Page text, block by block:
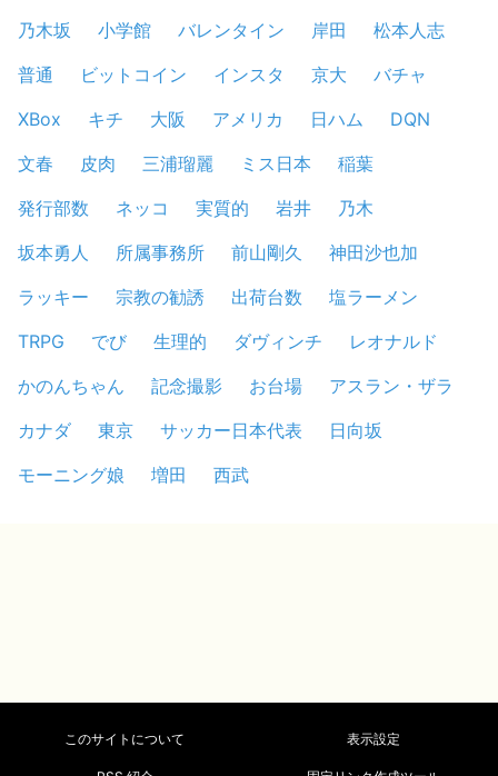
乃木坂 小学館 バレンタイン 岸田
松本人志
普通
ビットコイン インスタ 京大
バチャ
XBox
キチ 大阪 アメリカ 日ハム
DQN
文春
皮肉 三浦瑠麗 ミス日本
稲葉
発行部数
ネッコ 実質的 岩井
乃木
坂本勇人
所属事務所 前山剛久
神田沙也加
ラッキー
宗教の勧誘 出荷台数
塩ラーメン
TRPG
でび 生理的 ダヴィンチ
レオナルド
かのんちゃん
記念撮影 お台場
アスラン・ザラ
カナダ
東京 サッカー日本代表
日向坂
モーニング娘
増田 西武
このサイトについて 表示設定